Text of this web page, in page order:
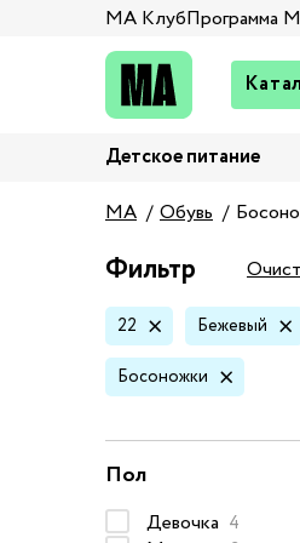
МА КлубПрограмма
Детское питание
MA
Обувь
Фильтр
22 Бежевый
Босоножки
Пол
Девочка 4